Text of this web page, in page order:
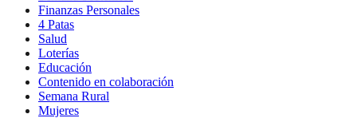
Finanzas Personales
4 Patas
Salud
Loterías
Educación
Contenido en colaboración
Semana Rural
Mujeres